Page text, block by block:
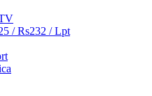
/ Rs232 / Lpt